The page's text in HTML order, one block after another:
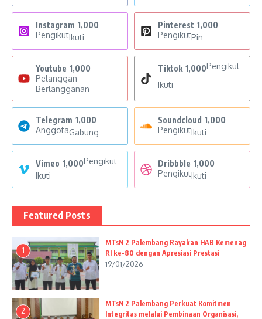
Instagram 1,000
PengikutIkuti
Pinterest 1,000
PengikutPin
Youtube 1,000
Pelanggan
Berlangganan
Tiktok 1,000Pengikut
Ikuti
Telegram 1,000
AnggotaGabung
Soundcloud 1,000
PengikutIkuti
Vimeo 1,000Pengikut
Ikuti
Dribbble 1,000
PengikutIkuti
Featured Posts
1
MTsN 2 Palembang Rayakan HAB Kemenag
RI ke-80 dengan Apresiasi Prestasi
19/01/2026
2
MTsN 2 Palembang Perkuat Komitmen
Integritas melalui Pembinaan Organisasi,